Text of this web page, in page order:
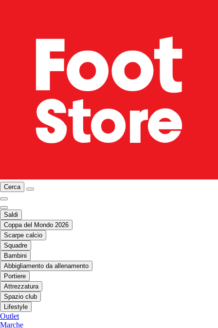
Cerca
Saldi
Coppa del Mondo 2026
Scarpe calcio
Squadre
Bambini
Abbigliamento da allenamento
Portiere
Attrezzatura
Spazio club
Lifestyle
Outlet
Marche